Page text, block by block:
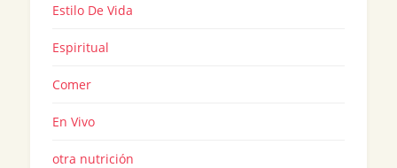
Estilo De Vida
Espiritual
Comer
En Vivo
otra nutrición